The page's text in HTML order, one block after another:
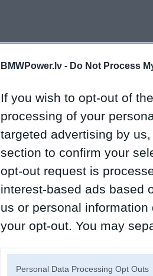
BMWPower.lv - Do Not Process
If you wish to opt-out of
processing of your
targeted advertising by
section to confirm your
opt-out request is
interest-based ads based
us or personal
your opt-out. You may
Personal Data Processing Opt Outs